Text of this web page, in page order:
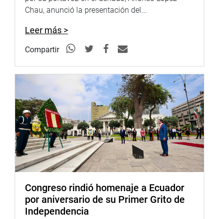
vivienda, el tío de Maritza Garrido Lecca y su
acompañante. Los otros doce agentes nos acercamos a
la carrera e ingresamos a la casa».
«Me dirigí -relata el congresista Miyashiro- directamente
al segundo piso y al subir por las escaleras observé que
una mujer estaba cerrando una puerta corrediza, por lo
que me lancé contra la mampara, derribándola y cayendo
al piso, en tanto que dos agentes pasaban sobre mi hacia
el pasadizo de la izquierda y los otros dos hacia la
derecha».
«Al escuchar el grito: «¡Positivo para el Cachetón!», me
paré y me dirigí a esa habitación y encontré a Abimael
Guzmán acompañado de María Elena Albertina
Iparraguirre, la camarada Miriam. Un asustado Abimael
Guzmán me preguntaba:-«¿Quiénes son ustedes? porque
él suponía que éramos del MRTA o de un escuadrón de la
muerte y que lo íbamos a eliminar».
Chau, anunció la presentación del...
Leer más >
Compartir
Congreso rindió homenaje a Ecuador
por aniversario de su Primer Grito de
Independencia